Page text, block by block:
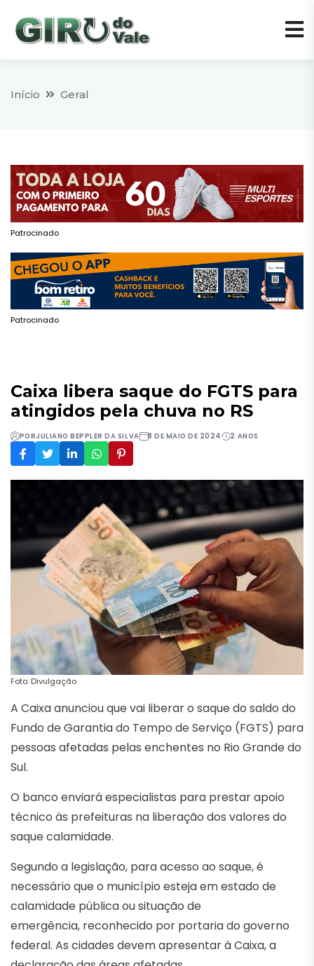
Início Geral
Patrocinado
Patrocinado
Caixa libera saque do FGTS para
atingidos pela chuva no RS
PORJULIANO BEPPLER DA SILVA 8 DE MAIO DE 2024 2 ANOS
Foto: Divulgação
A Caixa anunciou que vai liberar o saque do saldo do
Fundo de Garantia do Tempo de Serviço (FGTS) para
pessoas afetadas pelas enchentes no Rio Grande do
Sul.
O banco enviará especialistas para prestar apoio
técnico às prefeituras na liberação dos valores do
saque calamidade.
Segundo a legislação, para acesso ao saque, é
necessário que o município esteja em estado de
calamidade pública ou situação de
emergência, reconhecido por portaria do governo
federal. As cidades devem apresentar à Caixa, a